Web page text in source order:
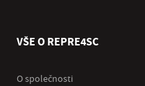
VŠE O REPRE4SC
O společnosti